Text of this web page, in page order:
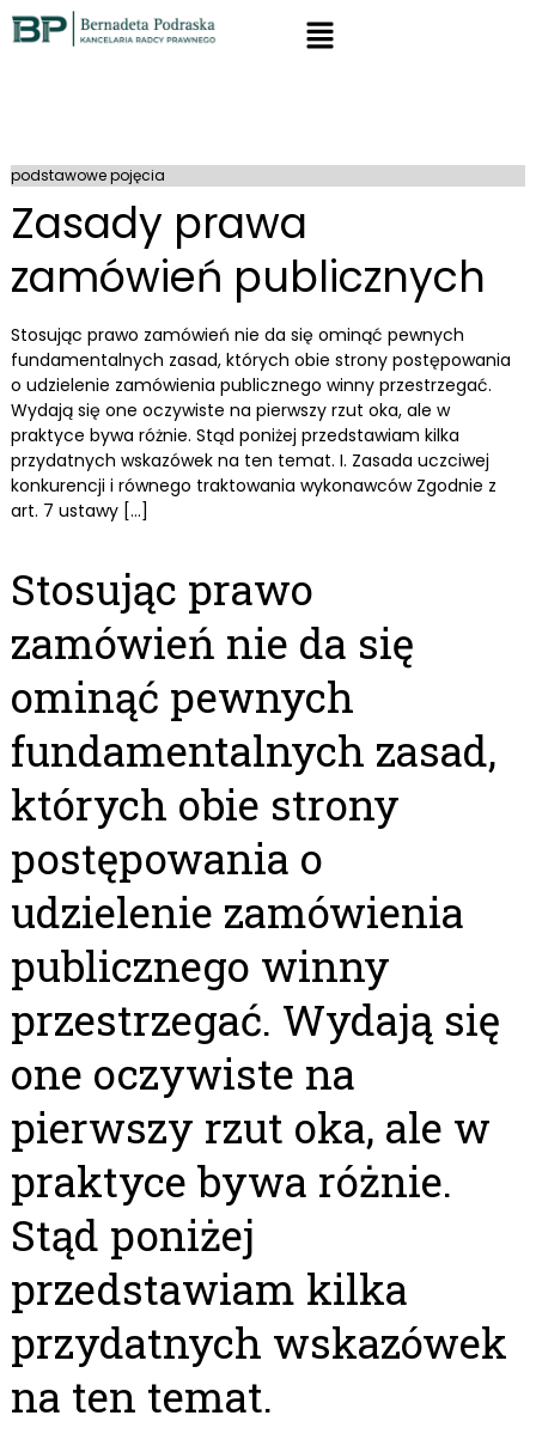
podstawowe pojęcia
Zasady prawa
zamówień publicznych
Stosując prawo zamówień nie da się ominąć pewnych
fundamentalnych zasad, których obie strony postępowania
o udzielenie zamówienia publicznego winny przestrzegać.
Wydają się one oczywiste na pierwszy rzut oka, ale w
praktyce bywa różnie. Stąd poniżej przedstawiam kilka
przydatnych wskazówek na ten temat. I. Zasada uczciwej
konkurencji i równego traktowania wykonawców Zgodnie z
art. 7 ustawy […]
Stosując prawo
zamówień nie da się
ominąć pewnych
fundamentalnych zasad,
których obie strony
postępowania o
udzielenie zamówienia
publicznego winny
przestrzegać. Wydają się
one oczywiste na
pierwszy rzut oka, ale w
praktyce bywa różnie.
Stąd poniżej
przedstawiam kilka
przydatnych wskazówek
na ten temat.